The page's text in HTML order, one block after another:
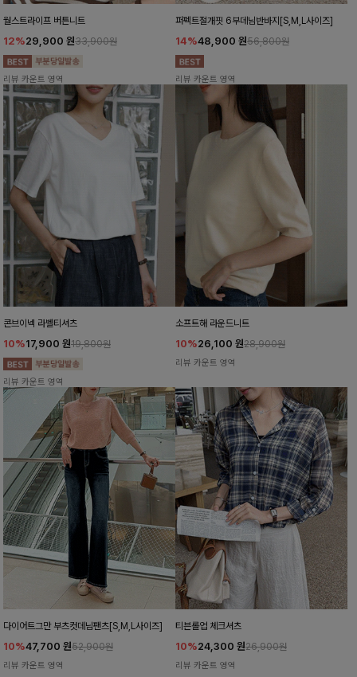
월스트라이프 버튼니트
12%29,900 원33,900원
리뷰 카운트 영역
퍼펙트절개핏 6부데님반바지[S,M,L사이즈]
14%48,900 원56,800원
리뷰 카운트 영역
콘브이넥 라벨티셔츠
10%17,900 원19,800원
리뷰 카운트 영역
소프트해 라운드니트
10%26,100 원28,900원
리뷰 카운트 영역
다이어트그만 부츠컷데님팬츠[S,M,L사이즈]
10%47,700 원52,900원
리뷰 카운트 영역
티븐롤업 체크셔츠
10%24,300 원26,900원
리뷰 카운트 영역